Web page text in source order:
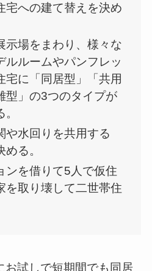
宅への建て替えを決め
示場をまわり、様々な
ルルームやパンフレッ
宅に「同居型」「共用
型」の3つのタイプが
や水回りを共用する
める。
ンを借りて5人で仮住
を取り壊して二世帯住
お試しで短期間でも同居